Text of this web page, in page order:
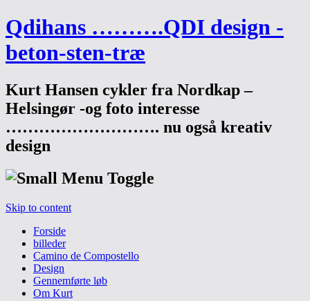
Qdihans ……….QDI design -
beton-sten-træ
Kurt Hansen cykler fra Nordkap –
Helsingør -og foto interesse
………………………. nu også kreativ
design
Skip to content
Forside
billeder
Camino de Compostello
Design
Gennemførte løb
Om Kurt